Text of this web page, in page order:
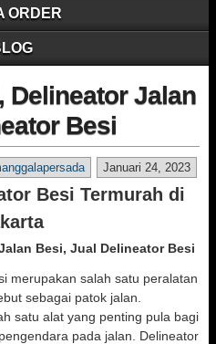
ORDER
Delineator Jalan
Besi
Januari 24, 2023
Besi Termurah di
Besi, Jual Delineator Besi
merupakan salah satu peralatan
sebagai patok jalan.
satu alat yang penting pula bagi
pada jalan. Delineator